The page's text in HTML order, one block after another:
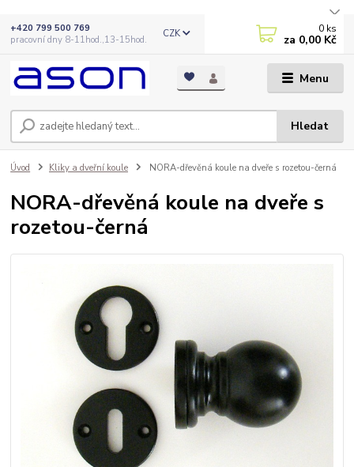
Menu
CZK
Hledat
+420 799 500 769
pracovní dny 8-11hod.,13-15hod.
0 ks
za 0,00 Kč
Úvod Kliky a dveřní koule NORA-dřevěná koule na dveře s rozetou-černá
NORA-dřevěná koule na dveře s
rozetou-černá